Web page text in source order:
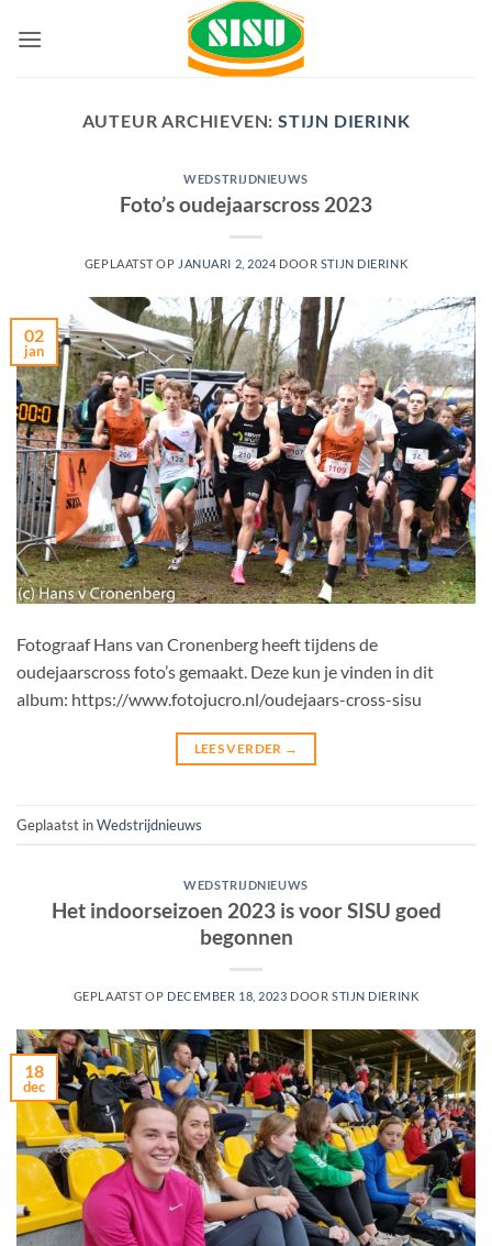
naar
AUTEUR ARCHIEVEN: STIJN DIERINK
WEDSTRIJDNIEUWS
Foto’s oudejaarscross 2023
GEPLAATST OP JANUARI 2, 2024 DOOR STIJN DIERINK
02
jan
Fotograaf Hans van Cronenberg heeft tijdens de
oudejaarscross foto’s gemaakt. Deze kun je vinden in dit
album: https://www.fotojucro.nl/oudejaars-cross-sisu
LEES VERDER →
Geplaatst inWedstrijdnieuws
WEDSTRIJDNIEUWS
Het indoorseizoen 2023 is voor SISU goed
begonnen
GEPLAATST OP DECEMBER 18, 2023 DOOR STIJN DIERINK
18
dec